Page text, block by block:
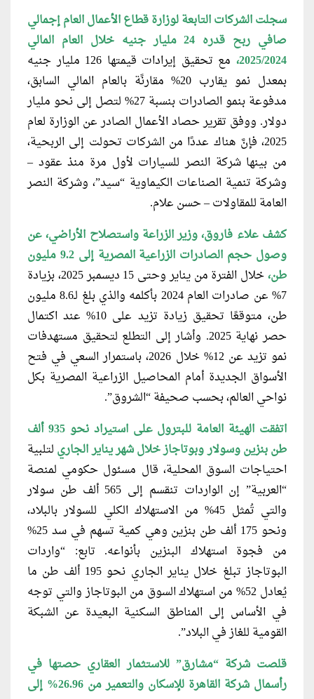
سجلت الشركات التابعة لوزارة قطاعالأعمال العام إجمالي
صافي ربح قدره 24 مليار جنيه خلال العام المالي
2025/2024،
مع تحقيق إيرادات قيمتها 126 مليار جنيه
بمعدل نمو يقارب 20% مقارنًة بالعام المالي السابق،
مدفوعة بنمو الصادرات بنسبة 27% لتصل إلى نحو مليار
دولار. ووفق تقرير حصاد الأعمال الصادر عن الوزارة لعام
2025، فإنَّ هناك عددًا من الشركات تحولت إلى الربحية،
من بينها شركة النصر للسيارات لأول مرة منذ عقود –
وشركة تنمية الصناعات الكيماوية “سيد”، وشركة النصر
العامة للمقاولات – حسن علام.
كشف علاء فاروق، وزير الزراعة واستصلاح الأراضي، عن
وصول حجم الصادرات الزراعية المصرية إلى 9.2 مليون
طن،
خلال الفترة من يناير وحتى 15 ديسمبر 2025، بزيادة
7% عن صادرات العام 2024 بأكلمه والذي بلغ لـ8.6 مليون
طن، متوقعًا تحقيق زيادة تزيد على 10% عند اكتمال
حصر نهاية 2025. وأشار إلى التطلع لتحقيق مستهدفات
نمو تزيد عن 12% خلال 2026، باستمرار السعي في فتح
الأسواق الجديدة أمام المحاصيل الزراعية المصرية بكل
نواحي العالم، بحسب صحيفة “الشروق”.
اتفقت الهيئة العامة للبترول على استيراد
نحو 935 ألف
طن بنزين وسولار وبوتاجاز خلال شهر يناير الجاري لتلبية
احتياجات السوق المحلية، قال مسئول حكومي لمنصة
“العربية” إن الواردات تنقسم إلى 565 ألف طن سولار
والتي تُمثل 45% من الاستهلاك الكلي للسولار بالبلاد،
ونحو 175 ألف طن بنزين وهي كمية تسهم في سد 25%
من فجوة استهلاك البنزين بأنواعه. تابع: “واردات
البوتاجاز تبلغ خلال يناير الجاري نحو 195 ألف طن ما
يُعادل 52% من استهلاك السوق من البوتاجاز والتي توجه
في الأساس إلى المناطق السكنية البعيدة عن الشبكة
القومية للغاز في البلاد”.
قلصت شركة “مشارق” للاستثمار العقاري حصتها في
رأسمال شركة القاهرة للإسكان والتعمير من 26.96% إلى